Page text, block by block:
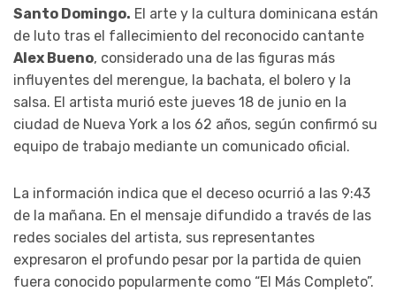
Santo Domingo. El arte y la cultura dominicana están
de luto tras el fallecimiento del reconocido cantante
Alex Bueno, considerado una de las figuras más
influyentes del merengue, la bachata, el bolero y la
salsa. El artista murió este jueves 18 de junio en la
ciudad de Nueva York a los 62 años, según confirmó su
equipo de trabajo mediante un comunicado oficial.
La información indica que el deceso ocurrió a las 9:43
de la mañana. En el mensaje difundido a través de las
redes sociales del artista, sus representantes
expresaron el profundo pesar por la partida de quien
fuera conocido popularmente como “El Más Completo”.